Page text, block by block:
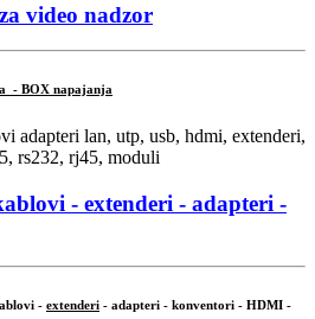
video nadzor
- BOX napajanja
- extenderi - adapteri -
- extenderi - adapteri - konventori - HDMI -